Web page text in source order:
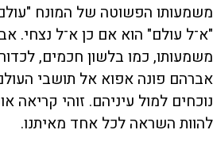
משמעותו הפשוטה של המונח
"א־ל עולם" הוא אם כן א־ל נצחי.
משמעותו, כמו בלשון חכמים,
אברהם פונה אפוא אל תושבי
נוכחים למול עיניהם. זוהי קריאה
להוות השראה לכל אחד מאיתנו.